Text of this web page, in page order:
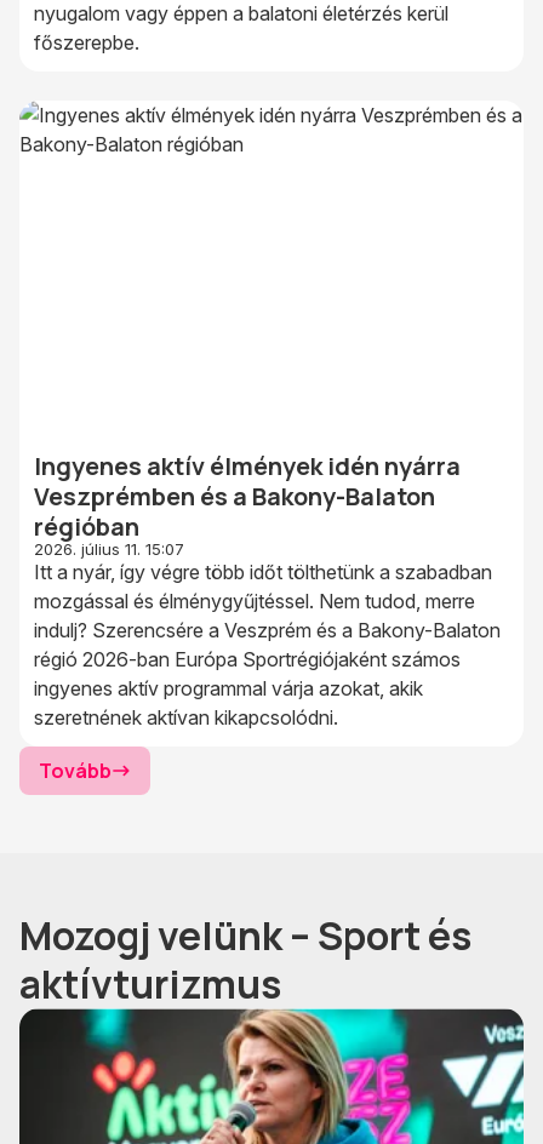
nyugalom vagy éppen a balatoni életérzés kerül
főszerepbe.
Ingyenes aktív élmények idén nyárra
Veszprémben és a Bakony-Balaton
régióban
2026. július 11. 15:07
Itt a nyár, így végre több időt tölthetünk a szabadban
mozgással és élménygyűjtéssel. Nem tudod, merre
indulj? Szerencsére a Veszprém és a Bakony-Balaton
régió 2026-ban Európa Sportrégiójaként számos
ingyenes aktív programmal várja azokat, akik
szeretnének aktívan kikapcsolódni.
Tovább
Mozogj velünk – Sport és
aktívturizmus